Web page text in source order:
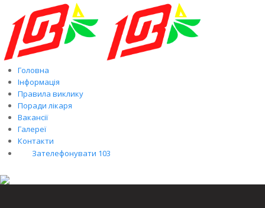
Головна
Інформація
Правила виклику
Поради лікаря
Вакансії
Галереї
Контакти
Зателефонувати 103